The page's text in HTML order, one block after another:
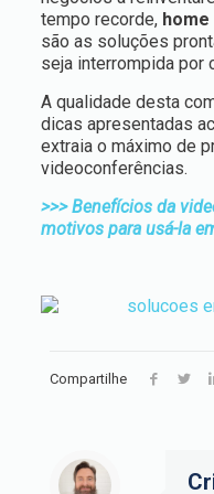
tempo recorde,
são as soluções
seja interrompida por
A qualidade desta
dicas apresentadas
extraia o máximo de
videoconferências.
>>> Benefícios da
motivos para usá-la
Compartilhe